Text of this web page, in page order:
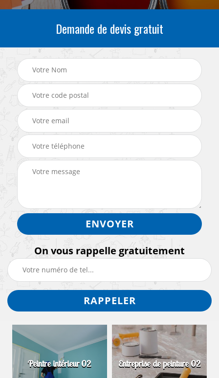
Demande de devis gratuit
On vous rappelle gratuitement
Peintre intérieur 02 Entreprise de peinture 02